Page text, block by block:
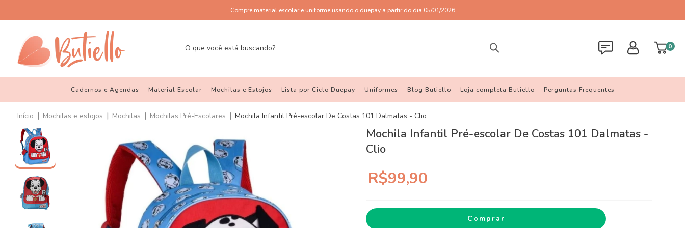
Compre material escolar e uniforme usando o duepay a partir do dia 05/01/2026
0
Cadernos e Agendas Material Escolar Mochilas e Estojos Lista por Ciclo Duepay Uniformes Blog Butiello Loja completa Butiello Perguntas Frequentes
Início | Mochilas e estojos | Mochilas | Mochilas Pré-Escolares | Mochila Infantil Pré-escolar De Costas 101 Dalmatas - Clio
Mochila Infantil Pré-escolar De Costas 101 Dalmatas -
Clio
R$99,90